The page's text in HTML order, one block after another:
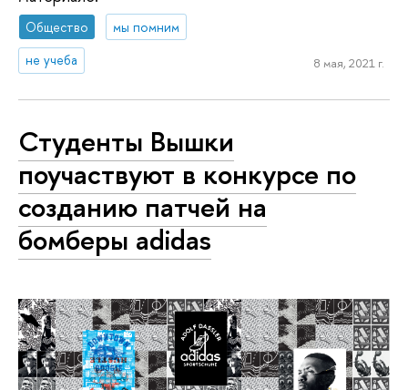
Общество
мы помним
не учеба
8 мая, 2021 г.
Студенты Вышки
поучаствуют в конкурсе по
созданию патчей на
бомберы adidas